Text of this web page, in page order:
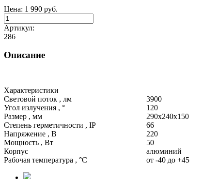
Цена: 1 990 руб.
Артикул:
286
Описание
Характеристики
Световой поток , лм
3900
Угол излучения , °
120
Размер , мм
290x240x150
Степень герметичности , IP
66
Напряжение , В
220
Мощность , Вт
50
Корпус
алюминий
Рабочая температура , °C
от -40 до +45